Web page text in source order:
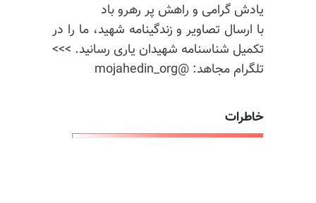
یادش گرامی و راهش پر رهرو باد
با ارسال تصاویر و زندگینامه شهید، ما را در
تکمیل شناسنامه شهیدان یاری رسانید. >>>
تلگرام مجاهد: @mojahedin_org
خاطرات